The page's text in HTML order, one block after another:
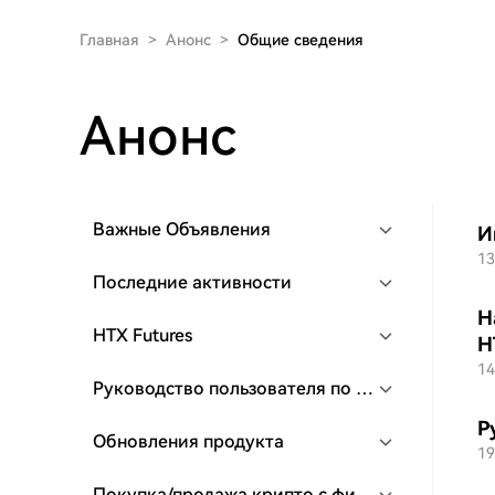
Главная > Анонс > Общие сведения
Анонс
Важные Объявления
Последние активности
HTX Futures
Руководство пользователя по споту и марже
Обновления продукта